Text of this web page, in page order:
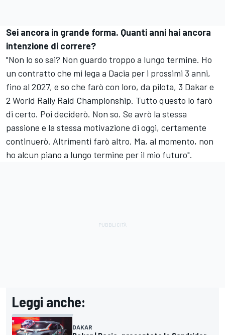
Sei ancora in grande forma. Quanti anni hai ancora
intenzione di correre?
"Non lo so sai? Non guardo troppo a lungo termine. Ho
un contratto che mi lega a Dacia per i prossimi 3 anni,
fino al 2027, e so che farò con loro, da pilota, 3 Dakar e
2 World Rally Raid Championship. Tutto questo lo farò
di certo. Poi deciderò. Non so. Se avrò la stessa
passione e la stessa motivazione di oggi, certamente
continuerò. Altrimenti farò altro. Ma, al momento, non
ho alcun piano a lungo termine per il mio futuro".
Leggi anche:
DAKAR